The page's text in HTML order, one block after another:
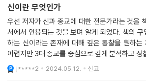
문에 모든 인류에게 영원한 저주를 내렸고, 이로
속에서 신음할 수밖에 없다고 믿었다. 기독교 내
느린 마르키온은 선한 신과 악한 신을 통합하는
저히 분리하는 이원론을 주장했다. 유대 신비주
‘악’의 탄생 신화를 통해 인간의 불안한 심리 상
세계의 지식인들에게 이어져 토마스 아퀴나스의
으로 유럽 르네상스의 기원이 되었음을 명쾌하게
마지막으로 9장부터 11장에서는 17~18세기 계
9세기에 등장하기 시작한 무신론을 비판적으로
르트, 스피노자, 헤겔, 니체, 프로이트 등 위대한
정신 속에 이룩한 종교와 영성에 관한 사유를 검토
신이란 무엇인가
우선 저자가 신과 종교에 대한 전문가라는 것을
서에서 인용되는 것을 보며 알게 되었다. 책의
하는 신이라는 존재에 대해 깊은 통찰을 원하는
어렵지만 3대 종교를 중심으로 깊게 분석하고 성
기는 쉽지 않으나 의미가 있다.
j*****2 2024.05.12. 신고